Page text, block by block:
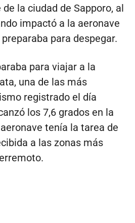
la ciudad de Sapporo, al
impactó a la aeronave
para despegar.
para viajar a la
una de las más
registrado el día
los 7,6 grados en la
tenía la tarea de
a las zonas más